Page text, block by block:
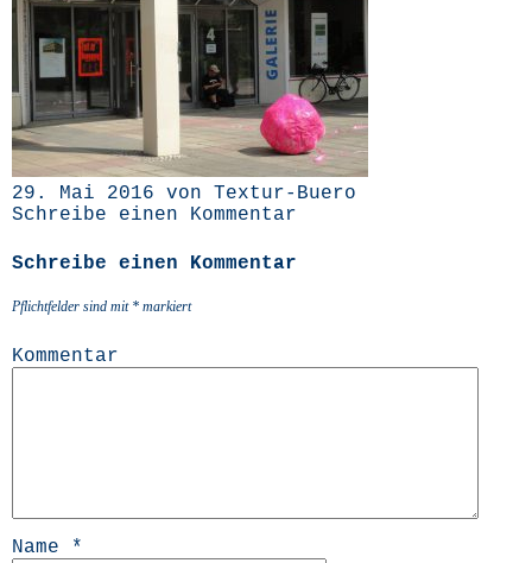
29. Mai 2016 von Textur-Buero
Schreibe einen Kommentar
Schreibe einen Kommentar
Pflichtfelder sind mit * markiert
Kommentar
Name *